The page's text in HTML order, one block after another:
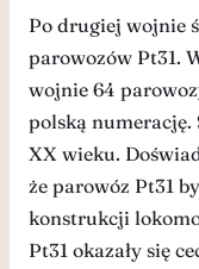
Po drugiej wojnie
parowozów Pt31.
wojnie 64
polską numerację.
XX wieku.
że parowóz Pt31
konstrukcji
Pt31 okazały się